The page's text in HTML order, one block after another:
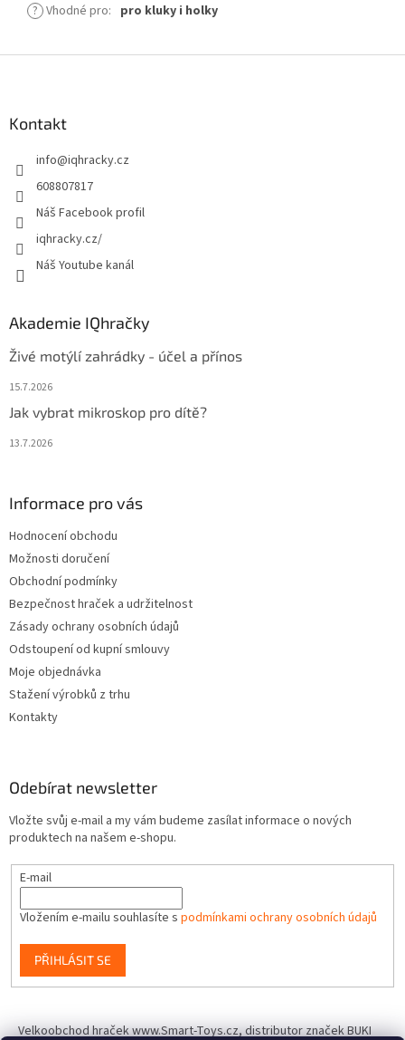
? Vhodné pro: pro kluky i holky
Kontakt
info@iqhracky.cz
608807817
Náš Facebook profil
iqhracky.cz/
Náš Youtube kanál
Akademie IQhračky
Živé motýlí zahrádky - účel a přínos
15.7.2026
Jak vybrat mikroskop pro dítě?
13.7.2026
Informace pro vás
Hodnocení obchodu
Možnosti doručení
Obchodní podmínky
Bezpečnost hraček a udržitelnost
Zásady ochrany osobních údajů
Odstoupení od kupní smlouvy
Moje objednávka
Stažení výrobků z trhu
Kontakty
Odebírat newsletter
Vložte svůj e-mail a my vám budeme zasílat informace o nových
produktech na našem e-shopu.
E-mail
Vložením e-mailu souhlasíte s podmínkami ochrany osobních údajů
PŘIHLÁSIT SE
Velkoobchod hraček www.Smart-Toys.cz, distributor značek BUKI